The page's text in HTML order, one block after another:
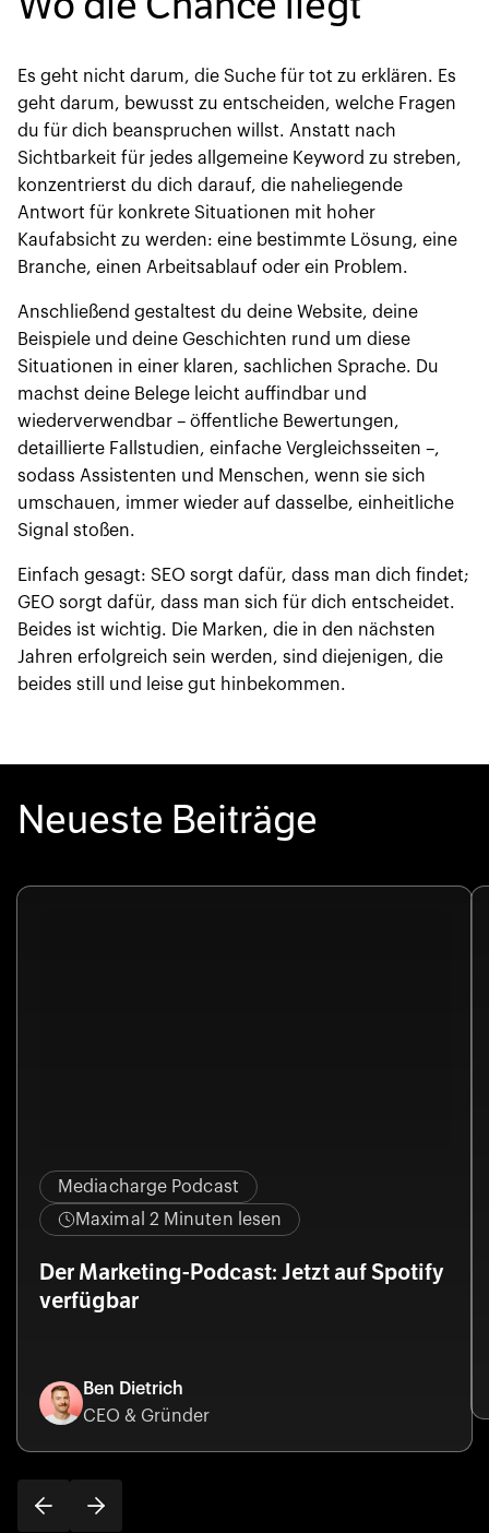
Es geht nicht darum, die Suche für tot zu erklären. Es
geht darum, bewusst zu entscheiden, welche Fragen
du für dich beanspruchen willst. Anstatt nach
Sichtbarkeit für jedes allgemeine Keyword zu streben,
konzentrierst du dich darauf, die naheliegende
Antwort für konkrete Situationen mit hoher
Kaufabsicht zu werden: eine bestimmte Lösung, eine
Branche, einen Arbeitsablauf oder ein Problem.
Anschließend gestaltest du deine Website, deine
Beispiele und deine Geschichten rund um diese
Situationen in einer klaren, sachlichen Sprache. Du
machst deine Belege leicht auffindbar und
wiederverwendbar – öffentliche Bewertungen,
detaillierte Fallstudien, einfache Vergleichsseiten –,
sodass Assistenten und Menschen, wenn sie sich
umschauen, immer wieder auf dasselbe, einheitliche
Signal stoßen.
Einfach gesagt: SEO sorgt dafür, dass man dich findet;
GEO sorgt dafür, dass man sich für dich entscheidet.
Beides ist wichtig. Die Marken, die in den nächsten
Jahren erfolgreich sein werden, sind diejenigen, die
beides still und leise gut hinbekommen.
Neueste Beiträge
Mediacharge Podcast
Maximal 2 Minuten lesen
Der Marketing-Podcast: Jetzt auf Spotify
verfügbar
Ben Dietrich
CEO & Gründer